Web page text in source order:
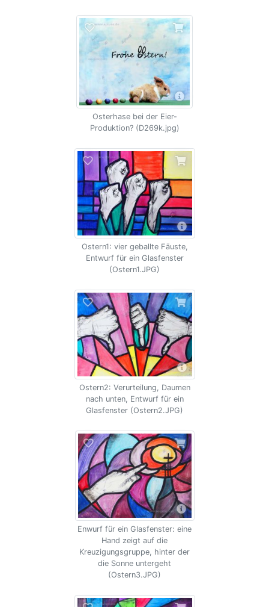
Osterhase bei der Eier-
Produktion? (D269k.jpg)
Ostern1: vier geballte Fäuste,
Entwurf für ein Glasfenster
(Ostern1.JPG)
Ostern2: Verurteilung, Daumen
nach unten, Entwurf für ein
Glasfenster (Ostern2.JPG)
Enwurf für ein Glasfenster: eine
Hand zeigt auf die
Kreuzigungsgruppe, hinter der
die Sonne untergeht
(Ostern3.JPG)